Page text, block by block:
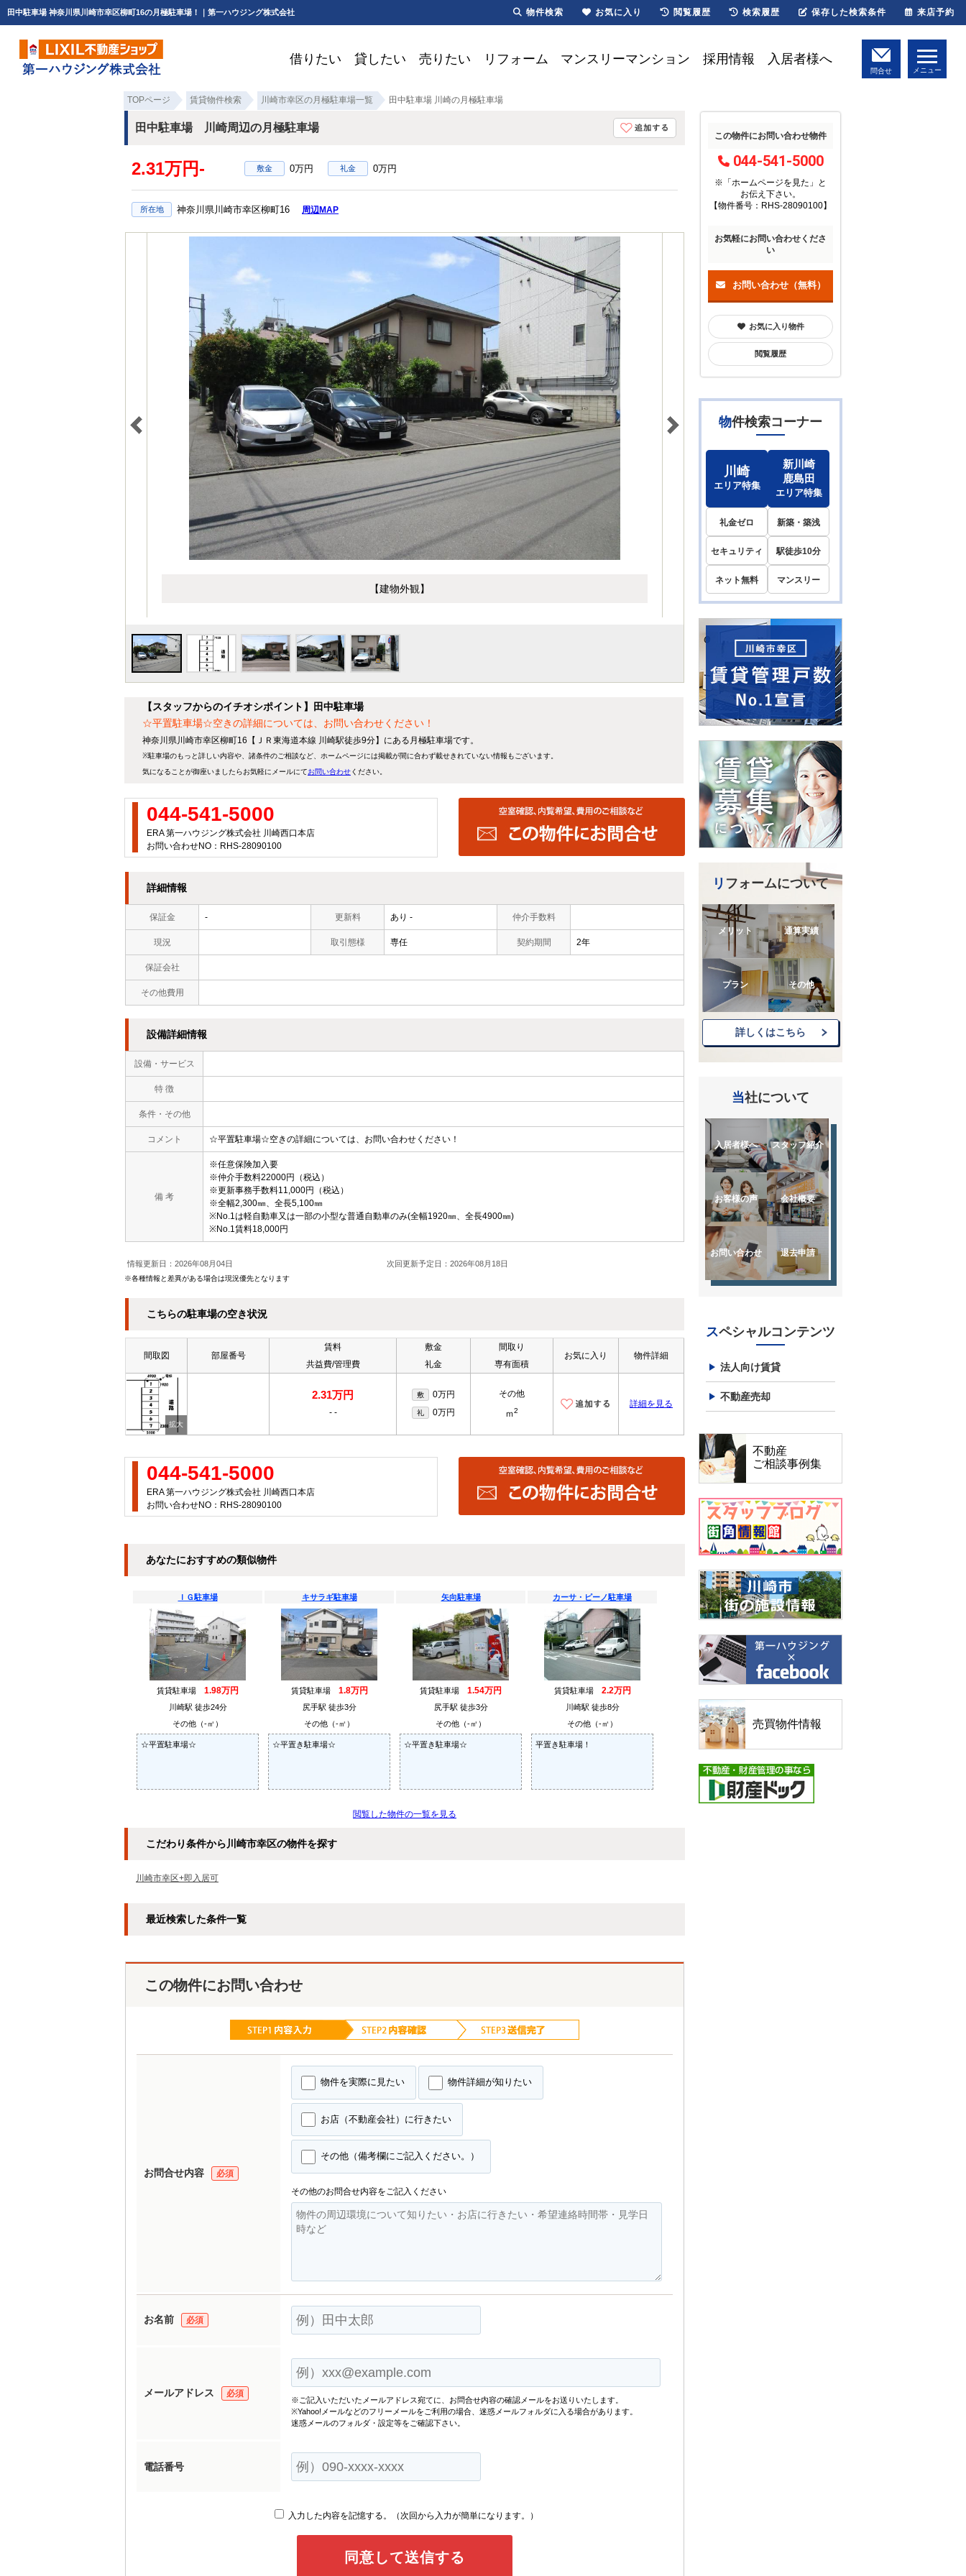
田中駐車場 神奈川県川崎市幸区柳町16の月極駐車場！｜第一ハウジング株式会社
借りたい 貸したい 売りたい リフォーム マンスリーマンション 採用情報 入居者様へ
問合せ メニュー
TOPページ 賃貸物件検索 川崎市幸区の月極駐車場一覧 田中駐車場 川崎の月極駐車場
田中駐車場 川崎周辺の月極駐車場
2.31万円- 敷金 0万円 礼金 0万円
所在地 神奈川県川崎市幸区柳町16 周辺MAP
【建物外観】
【スタッフからのイチオシポイント】田中駐車場
☆平置駐車場☆空きの詳細については、お問い合わせください！
神奈川県川崎市幸区柳町16【ＪＲ東海道本線 川崎駅徒歩9分】にある月極駐車場です。
※駐車場のもっと詳しい内容や、諸条件のご相談など、ホームページには掲載が間に合わず載せきれていない情報もございます。
気になることが御座いましたらお気軽にメールにてお問い合わせください。
044-541-5000
ERA 第一ハウジング株式会社 川崎西口本店
お問い合わせNO：RHS-28090100
詳細情報
保証金 - 更新料 あり - 仲介手数料
現況 取引態様 専任 契約期間 2年
保証会社
その他費用
設備詳細情報
設備・サービス
特 徴
条件・その他
コメント ☆平置駐車場☆空きの詳細については、お問い合わせください！
備 考
※任意保険加入要
※仲介手数料22000円（税込）
※更新事務手数料11,000円（税込）
※全幅2,300㎜、全長5,100㎜
※No.1は軽自動車又は一部の小型な普通自動車のみ(全幅1920㎜、全長4900㎜)
※No.1賃料18,000円
情報更新日：2026年08月04日 次回更新予定日：2026年08月18日
※各種情報と差異がある場合は現況優先となります
こちらの駐車場の空き状況
間取図 部屋番号
賃料
共益費/管理費
敷金
礼金
間取り
専有面積
お気に入り 物件詳細
2.31万円
- -
敷 0万円
礼 0万円
その他
ｍ2
詳細を見る
044-541-5000
ERA 第一ハウジング株式会社 川崎西口本店
お問い合わせNO：RHS-28090100
あなたにおすすめの類似物件
ＩＧ駐車場
賃貸駐車場 1.98万円
川崎駅 徒歩24分
その他（-㎡）
☆平置駐車場☆
キサラギ駐車場
賃貸駐車場 1.8万円
尻手駅 徒歩3分
その他（-㎡）
☆平置き駐車場☆
矢向駐車場
賃貸駐車場 1.54万円
尻手駅 徒歩3分
その他（-㎡）
☆平置き駐車場☆
カーサ・ピーノ駐車場
賃貸駐車場 2.2万円
川崎駅 徒歩8分
その他（-㎡）
平置き駐車場！
閲覧した物件の一覧を見る
こだわり条件から川崎市幸区の物件を探す
川崎市幸区+即入居可
最近検索した条件一覧
この物件にお問い合わせ
お問合せ内容 必須
物件を実際に見たい 物件詳細が知りたい
お店（不動産会社）に行きたい
その他（備考欄にご記入ください。）
その他のお問合せ内容をご記入ください
お名前 必須
メールアドレス 必須
※ご記入いただいたメールアドレス宛てに、お問合せ内容の確認メールをお送りいたします。
※Yahoo!メールなどのフリーメールをご利用の場合、迷惑メールフォルダに入る場合があります。
迷惑メールのフォルダ・設定等をご確認下さい。
電話番号
入力した内容を記憶する。（次回から入力が簡単になります。）
この物件にお問い合わせ物件
044-541-5000
※「ホームページを見た」
と
お伝え下さい。
【物件番号：RHS-28090100】
お気軽にお問い合わせくださ
い
お問い合わせ（無料）
お気に入り物件
閲覧履歴
物件検索コーナー
川崎
エリア特集
新川崎
鹿島田
エリア特集
礼金ゼロ 新築・築浅
セキュリティ 駅徒歩10分
ネット無料 マンスリー
リフォームについて
メリット 通算実績
プラン その他
詳しくはこちら
当社について
入居者様へ スタッフ紹介
お客様の声 会社概要
お問い合わせ 退去申請
スペシャルコンテンツ
法人向け賃貸
不動産売却
不動産
ご相談事例集
売買物件情報
物件検索 お気に入り 閲覧履歴 検索履歴 保存した検索条件 来店予約